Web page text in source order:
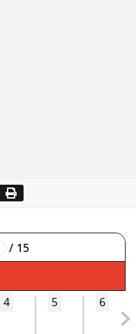
/ 15
4 5 6